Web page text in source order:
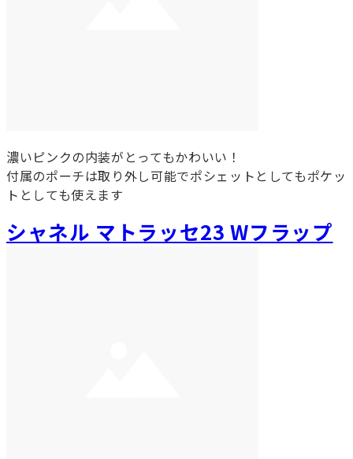
濃いピンクの内装がとってもかわいい！
付属のポーチは取り外し可能でポシェットとしてもポケッ
トとしても使えます
シャネル マトラッセ23 Wフラップ